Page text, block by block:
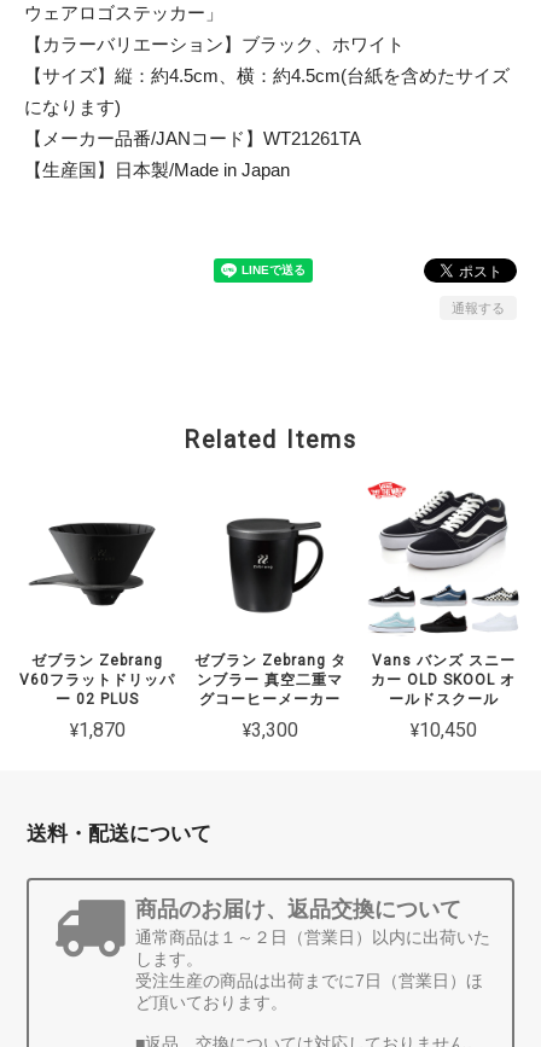
ウェアロゴステッカー」
【カラーバリエーション】ブラック、ホワイト
【サイズ】縦：約4.5cm、横：約4.5cm(台紙を含めたサイズ
になります)
【メーカー品番/JANコード】WT21261TA
【生産国】日本製/Made in Japan
通報する
Related Items
ゼブラン Zebrang
V60フラットドリッパ
ー 02 PLUS
¥1,870
ゼブラン Zebrang タ
ンブラー 真空二重マ
グコーヒーメーカー
¥3,300
Vans バンズ スニー
カー OLD SKOOL オ
ールドスクール
¥10,450
送料・配送について
商品のお届け、返品交換について
通常商品は１～２日（営業日）以内に出荷いた
します。
受注生産の商品は出荷までに7日（営業日）ほ
ど頂いております。